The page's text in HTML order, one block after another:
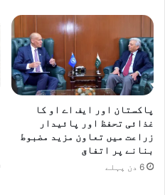
پاکستان اور ایف اے او کا
غذائی تحفظ اور پائیدار
زراعت میں تعاون مزید مضبوط
بنانے پر اتفاق
6 دن پہلے